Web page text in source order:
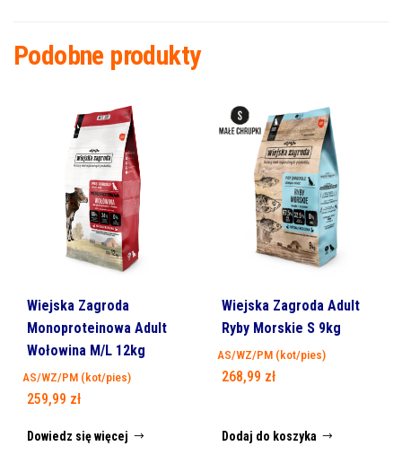
Podobne produkty
Wiejska Zagroda
Monoproteinowa Adult
Wołowina M/L 12kg
AS/WZ/PM (kot/pies)
259,99 zł
Dowiedz się więcej
Wiejska Zagroda Adult
Ryby Morskie S 9kg
AS/WZ/PM (kot/pies)
268,99 zł
Dodaj do koszyka